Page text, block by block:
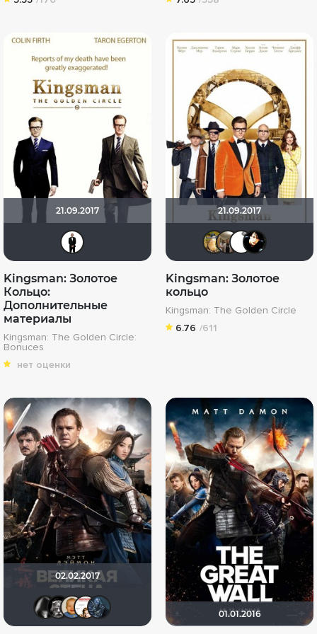
21.09.2017
Kingsman: Золотое
Кольцо:
Дополнительные
материалы
Kingsman: The Golden Circle:
Bonuces
нет оценки
21.09.2017
Kingsman: Золотое
кольцо
Kingsman: The Golden Circle
6.76 /611
02.02.2017
Tim-Wolfvsv7777777
maxx2035
МЕНТАЛИСТ
киноман
01.01.2016